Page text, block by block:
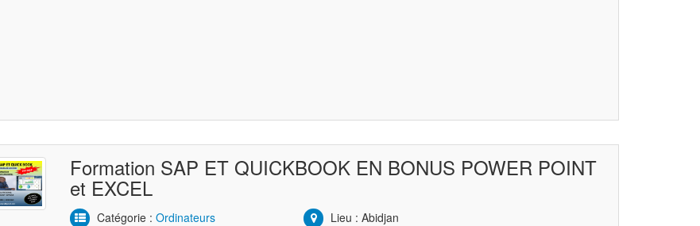
Formation SAP ET QUICKBOOK EN BONUS POWER POINT
et EXCEL
Catégorie :Ordinateurs
Lieu : Abidjan